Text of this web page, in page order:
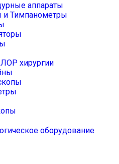
аппараты
и Тимпанометры
хирургии
оборудование